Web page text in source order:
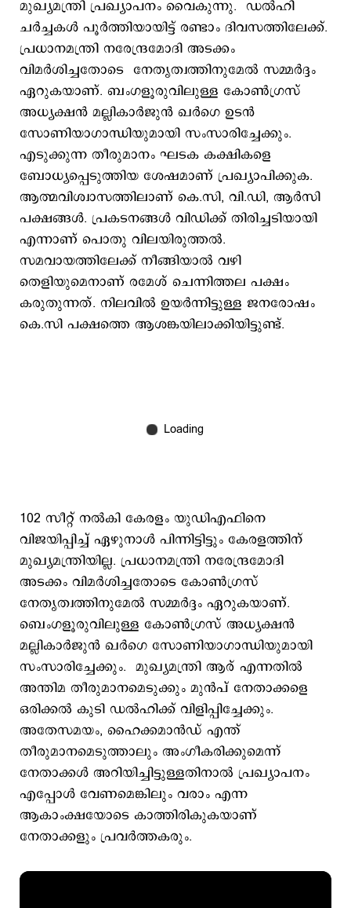
മുഖ്യമന്ത്രി പ്രഖ്യാപനം വൈകുന്നു. ഡൽഹി
ചർച്ചകൾ പൂർത്തിയായിട്ട് രണ്ടാം ദിവസത്തിലേക്ക്.
പ്രധാനമന്ത്രി നരേന്ദ്രമോദി അടക്കം
വിമർശിച്ചതോടെ നേതൃത്വത്തിനുമേൽ സമ്മർദ്ദം
ഏറുകയാണ്. ബംഗളൂരുവിലുള്ള കോൺഗ്രസ്
അധ്യക്ഷൻ മല്ലികാർജുൻ ഖർഗെ ഉടൻ
സോണിയാഗാന്ധിയുമായി സംസാരിച്ചേക്കും.
എടുക്കുന്ന തീരുമാനം ഘടക കക്ഷികളെ
ബോധ്യപ്പെടുത്തിയ ശേഷമാണ് പ്രഖ്യാപിക്കുക.
ആത്മവിശ്വാസത്തിലാണ് കെ.സി, വി.ഡി, ആര്‍സി
പക്ഷങ്ങൾ. പ്രകടനങ്ങൾ വിഡിക്ക് തിരിച്ചടിയായി
എന്നാണ് പൊതു വിലയിരുത്തൽ.
സമവായത്തിലേക്ക് നീങ്ങിയാൽ വഴി
തെളിയുമെനാണ് രമേശ് ചെന്നിത്തല പക്ഷം
കരുതുന്നത്. നിലവിൽ ഉയർന്നിട്ടുള്ള ജനരോഷം
കെ.സി പക്ഷത്തെ ആശങ്കയിലാക്കിയിട്ടുണ്ട്.
102 സീറ്റ് നല്‍കി കേരളം യുഡിഎഫിനെ
വിജയിപ്പിച്ച് ഏഴുനാള്‍ പിന്നിട്ടിട്ടും കേരളത്തിന്
മുഖ്യമന്ത്രിയില്ല. പ്രധാനമന്ത്രി നരേന്ദ്രമോദി
അടക്കം വിമർശിച്ചതോടെ കോണ്‍ഗ്രസ്
നേതൃത്വത്തിനുമേൽ സമ്മർദ്ദം ഏറുകയാണ്.
ബെംഗളൂരുവിലുള്ള കോൺഗ്രസ് അധ്യക്ഷൻ
മല്ലികാർജുൻ ഖർഗെ സോണിയാഗാന്ധിയുമായി
സംസാരിച്ചേക്കും. മുഖ്യമന്ത്രി ആര് എന്നതിൽ
അന്തിമ തീരുമാനമെടുക്കും മുൻപ് നേതാക്കളെ
ഒരിക്കൽ കുടി ഡൽഹിക്ക് വിളിപ്പിച്ചേക്കും.
അതേസമയം, ഹൈക്കമാൻഡ് എന്ത്
തീരുമാനമെടുത്താലും അംഗീകരിക്കുമെന്ന്
നേതാക്കൾ അറിയിച്ചിട്ടുള്ളതിനാൽ പ്രഖ്യാപനം
എപ്പോൾ വേണമെങ്കിലും വരാം എന്ന
ആകാംക്ഷയോടെ കാത്തിരികുകയാണ്
നേതാക്കളും പ്രവർത്തകരും.